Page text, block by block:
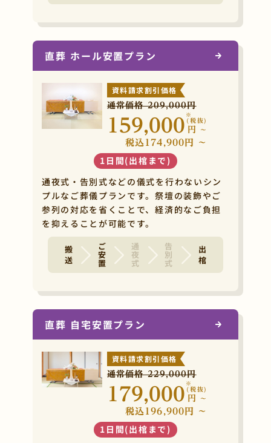
直葬 ホール安置プラン
資料請求割引価格
通常価格 209,000円
159,000
※
円
(税抜)
~
税込174,900円 ~
1日間(出棺まで)
通夜式・告別式などの儀式を行わないシン
プルなご葬儀プランです。祭壇の装飾やご
参列の対応を省くことで、経済的なご負担
を抑えることが可能です。
搬 送 ご安置 通夜式 告別式 出 棺
直葬 自宅安置プラン
資料請求割引価格
通常価格 229,000円
179,000
※
円
(税抜)
~
税込196,900円 ~
1日間(出棺まで)